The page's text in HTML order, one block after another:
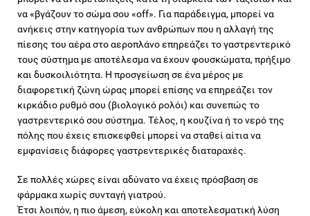
να «βγάζουν το σώμα σου «off». Για παράδειγμα, μπορεί να
ανήκεις στην κατηγορία των ανθρώπων που η αλλαγή της
πίεσης του αέρα στο αεροπλάνο επηρεάζει το γαστρεντερικό
τους σύστημα με αποτέλεσμα να έχουν φουσκώματα, πρήξιμο
και δυσκοιλιότητα. Η προσγείωση σε ένα μέρος με
διαφορετική ζώνη ώρας μπορεί επίσης να επηρεάζει τον
κιρκάδιο ρυθμό σου (βιολογικό ρολόι) και συνεπώς το
γαστρεντερικό σου σύστημα. Τέλος, η κουζίνα ή το νερό της
πόλης που έχεις επισκεφθεί μπορεί να σταθεί αίτια να
εμφανίσεις διάφορες γαστρεντερικές διαταραχές.
Σε πολλές χώρες είναι αδύνατο να έχεις πρόσβαση σε
φάρμακα χωρίς συνταγή γιατρού.
Έτσι λοιπόν, η πιο άμεση, εύκολη και αποτελεσματική λύση